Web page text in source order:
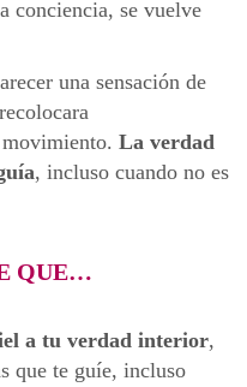
conciencia, se vuelve
una sensación de
La verdad
, incluso cuando no es
QUE…
a tu verdad interior,
que te guíe, incluso